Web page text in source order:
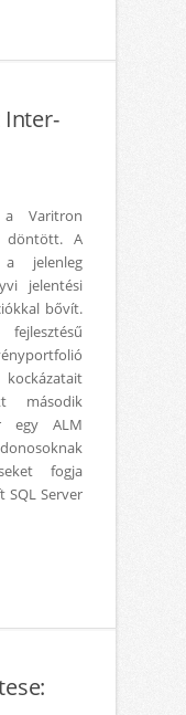
Inter-
Varitron
döntött. A
jelenleg
jelentési
bővít.
második
egy ALM
fogja
SQL Server